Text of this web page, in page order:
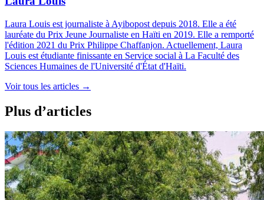
Laura Louis est journaliste à Ayibopost depuis 2018. Elle a été
lauréate du Prix Jeune Journaliste en Haïti en 2019. Elle a remporté
l'édition 2021 du Prix Philippe Chaffanjon. Actuellement, Laura
Louis est étudiante finissante en Service social à La Faculté des
Sciences Humaines de l'Université d'État d'Haïti.
Voir tous les articles →
Plus d’articles